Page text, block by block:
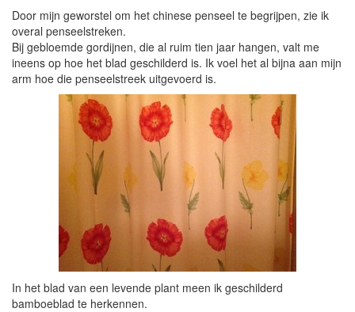
Door mijn geworstel om het chinese penseel te begrijpen, zie ik
overal penseelstreken.
Bij gebloemde gordijnen, die al ruim tien jaar hangen, valt me
ineens op hoe het blad geschilderd is. Ik voel het al bijna aan mijn
arm hoe die penseelstreek uitgevoerd is.
In het blad van een levende plant meen ik geschilderd
bamboeblad te herkennen.